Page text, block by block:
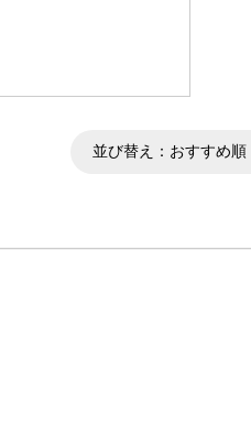
並び替え： おすすめ順